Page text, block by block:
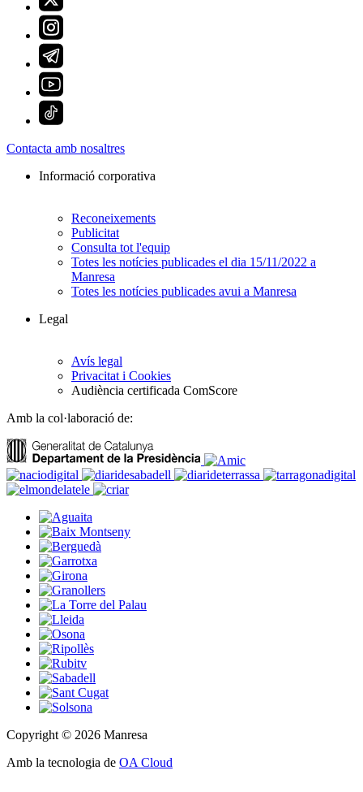
Contacta amb nosaltres
Informació corporativa
Reconeixements
Publicitat
Consulta tot l'equip
Totes les notícies publicades el dia 15/11/2022 a
Manresa
Totes les notícies publicades avui a Manresa
Legal
Avís legal
Privacitat i Cookies
Audiència certificada ComScore
Amb la col·laboració de:
Copyright © 2026 Manresa
Amb la tecnologia de OA Cloud